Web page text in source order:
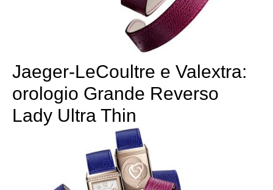
Jaeger-LeCoultre e Valextra:
orologio Grande Reverso
Lady Ultra Thin